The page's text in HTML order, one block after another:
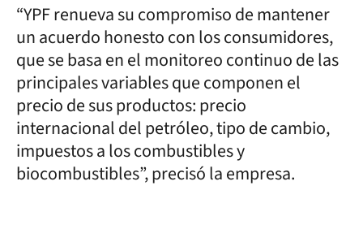
“YPF renueva su compromiso de mantener
un acuerdo honesto con los consumidores,
que se basa en el monitoreo continuo de las
principales variables que componen el
precio de sus productos: precio
internacional del petróleo, tipo de cambio,
impuestos a los combustibles y
biocombustibles”, precisó la empresa.